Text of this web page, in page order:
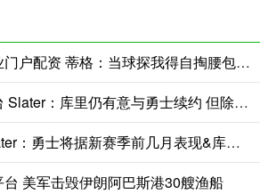
股票配资公司行业门户配资 蒂格：当球探我得自掏腰包付酒店房费 后来心想这就是在白忙活
炒股配资官方平台 Slater：库里仍有意与勇士续约 但除了他球队其他人都可能被交易
配资炒股软件 Slater：勇士将据新赛季前几月表现&库里的健康 决定是否改善阵容
美军击毁伊朗阿巴斯港30艘渔船